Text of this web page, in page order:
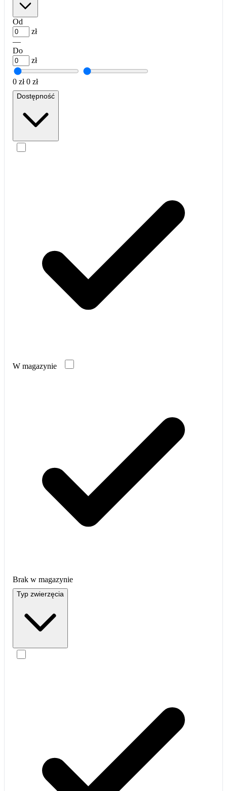
Od
zł
—
Do
zł
0 zł 0 zł
Dostępność
W magazynie
Brak w magazynie
Typ zwierzęcia